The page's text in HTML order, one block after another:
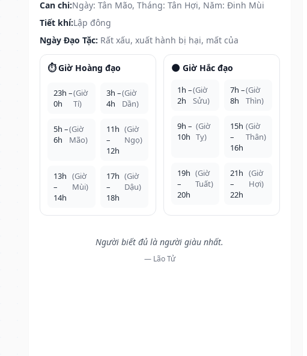
Can chi:Ngày: Tân Mão, Tháng: Tân Hợi, Năm: Đinh Mùi
Tiết khí:Lập đông
Ngày Đạo Tặc: Rất xấu, xuất hành bị hại, mất của
⏱️ Giờ Hoàng đạo
23h –
0h
(Giờ
Tí)
3h –
4h
(Giờ
Dần)
5h –
6h
(Giờ
Mão)
11h
–
12h
(Giờ
Ngọ)
13h
–
14h
(Giờ
Mùi)
17h
–
18h
(Giờ
Dậu)
🌑 Giờ Hắc đạo
1h –
2h
(Giờ
Sửu)
7h –
8h
(Giờ
Thìn)
9h –
10h
(Giờ
Tỵ)
15h
–
16h
(Giờ
Thân)
19h
–
20h
(Giờ
Tuất)
21h
–
22h
(Giờ
Hợi)
Người biết đủ là người giàu nhất.
— Lão Tử